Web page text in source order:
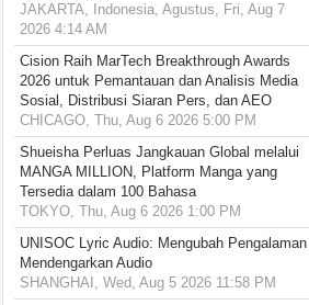
JAKARTA, Indonesia, Agustus, Fri, Aug 7
2026 4:14 AM
Cision Raih MarTech Breakthrough Awards
2026 untuk Pemantauan dan Analisis Media
Sosial, Distribusi Siaran Pers, dan AEO
CHICAGO, Thu, Aug 6 2026 5:00 PM
Shueisha Perluas Jangkauan Global melalui
MANGA MILLION, Platform Manga yang
Tersedia dalam 100 Bahasa
TOKYO, Thu, Aug 6 2026 1:00 PM
UNISOC Lyric Audio: Mengubah Pengalaman
Mendengarkan Audio
SHANGHAI, Wed, Aug 5 2026 11:58 PM